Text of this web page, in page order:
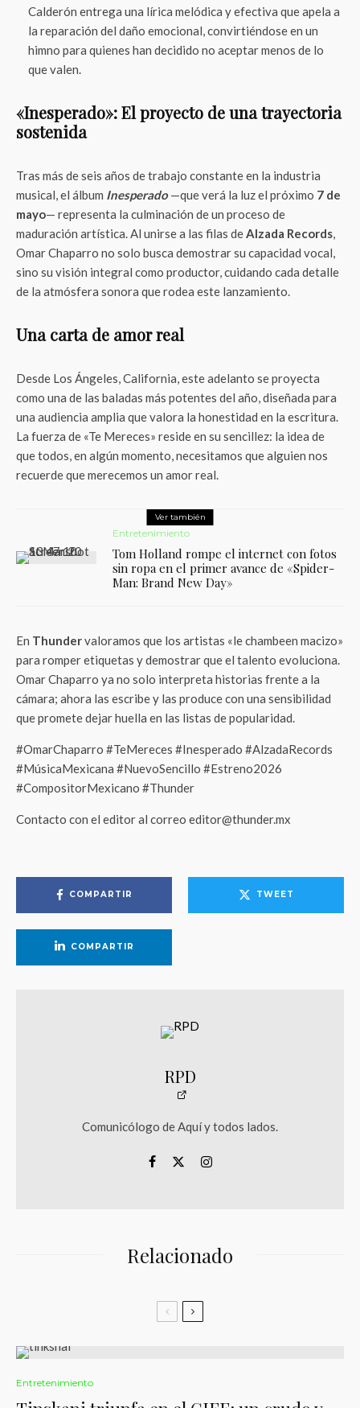
Calderón entrega una lírica melódica y efectiva que apela a
la reparación del daño emocional, convirtiéndose en un
himno para quienes han decidido no aceptar menos de lo
que valen.
«Inesperado»: El proyecto de una trayectoria
sostenida
Tras más de seis años de trabajo constante en la industria
musical, el álbum Inesperado—que verá la luz el próximo 7 de
mayo— representa la culminación de un proceso de
maduración artística. Al unirse a las filas deAlzada Records,
Omar Chaparro no solo busca demostrar su capacidad vocal,
sino su visión integral como productor, cuidando cada detalle
de la atmósfera sonora que rodea este lanzamiento.
Una carta de amor real
Desde Los Ángeles, California, este adelanto se proyecta
como una de las baladas más potentes del año, diseñada para
una audiencia amplia que valora la honestidad en la escritura.
La fuerza de «Te Mereces» reside en su sencillez: la idea de
que todos, en algún momento, necesitamos que alguien nos
recuerde que merecemos un amor real.
Ver también
Entretenimiento
Tom Holland rompe el internet con fotos
sin ropa en el primer avance de «Spider-
Man: Brand New Day»
En Thundervaloramos que los artistas «le chambeen macizo»
para romper etiquetas y demostrar que el talento evoluciona.
Omar Chaparro ya no solo interpreta historias frente a la
cámara; ahora las escribe y las produce con una sensibilidad
que promete dejar huella en las listas de popularidad.
#OmarChaparro #TeMereces #Inesperado #AlzadaRecords
#MúsicaMexicana #NuevoSencillo #Estreno2026
#CompositorMexicano #Thunder
Contacto con el editor al correo editor@thunder.mx
COMPARTIR TWEET
COMPARTIR
RPD
Comunicólogo de Aquí y todos lados.
Relacionado
Entretenimiento